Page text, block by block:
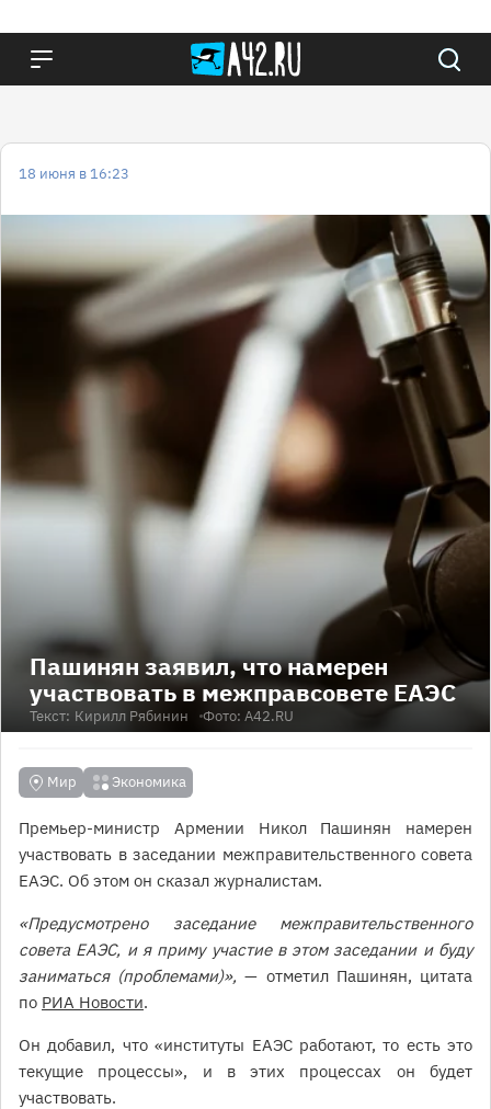
18 июня в 16:23
Пашинян заявил, что намерен
участвовать в межправсовете ЕАЭС
Текст: Кирилл Рябинин Фото: А42.RU
Мир Экономика
Премьер-министр Армении Никол Пашинян намерен
участвовать в заседании межправительственного совета
ЕАЭС. Об этом он сказал журналистам.
«Предусмотрено заседание межправительственного
совета ЕАЭС, и я приму участие в этом заседании и буду
заниматься (проблемами)», — отметил Пашинян, цитата
по РИА Новости.
Он добавил, что «институты ЕАЭС работают, то есть это
текущие процессы», и в этих процессах он будет
участвовать.